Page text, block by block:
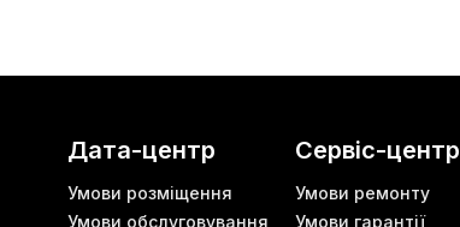
Дата-центр
Умови розміщення
Умови обслуговування
Сервіс-центр
Умови ремонту
Умови гарантії